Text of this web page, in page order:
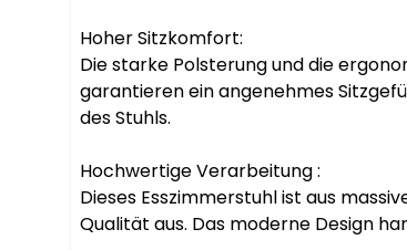
Hoher Sitzkomfort:
Die starke Polsterung und die
garantieren ein angenehmes
des Stuhls.
Hochwertige Verarbeitung :
Dieses Esszimmerstuhl ist aus
Qualität aus. Das moderne Design